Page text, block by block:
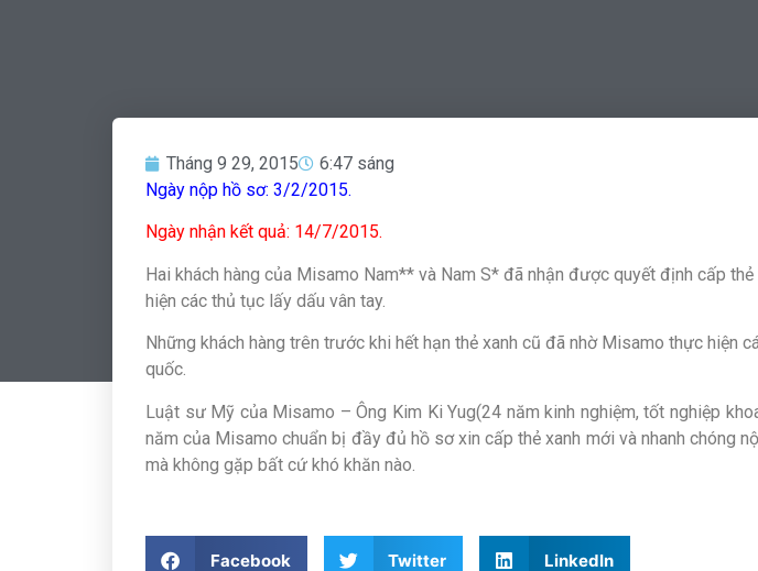
Tháng 9 29, 2015
6:47 sáng
Ngày nộp hồ sơ: 3/2/2015.
Ngày nhận kết quả: 14/7/2015.
Hai khách hàng của Misamo Nam** và Nam S* đã nhận được quyết định cấp
hiện các thủ tục lấy dấu vân tay.
Những khách hàng trên trước khi hết hạn thẻ xanh cũ đã nhờ Misamo thực
quốc.
Luật sư Mỹ của Misamo – Ông Kim Ki Yug(24 năm kinh nghiệm, tốt nghiệp
năm của Misamo chuẩn bị đầy đủ hồ sơ xin cấp thẻ xanh mới và nhanh chóng
mà không gặp bất cứ khó khăn nào.
Facebook Twitter LinkedIn